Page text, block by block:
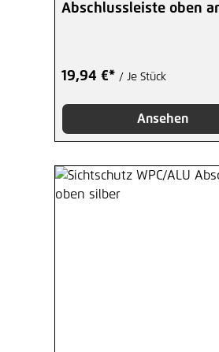
Abschlussleiste oben
19,94 €* / Je Stück
Ansehen